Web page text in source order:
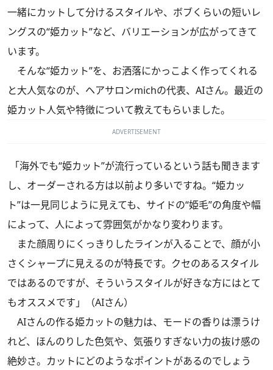
一緒にカットして分けるスタイルや、ボブくらいの短いレ
ングスの“姫カット”など、バリエーションが広がってきて
います。
そんな“姫カット”を、お洒落にかっこよく作ってくれる
と大人気なのが、ヘアサロンmichの代表、AIさん。最近の
姫カット人気や特徴について教えてもらいました。
ADVERTISEMENT
「海外でも“姫カット”が流行っているという話も聞きます
し、オーダーされる方は以前より多いですね。“姫カッ
ト”は一見同じように見えても、サイドの“姫毛”の角度や幅
によって、人によって雰囲気がかなり変わります。
また顔周りにくっきりしたラインが入ることで、顔が小
さくシャープに見えるのが特長です。クセのあるスタイル
ではあるのですが、そういうスタイルが好きな方にはとて
もオススメです」（AIさん）
AIさんの作る姫カットの魅力は、モードの香りは漂うけ
れど、ほんのりした色気や、気張りすぎない力の抜け感の
絶妙さ。カットにどのようなポイントがあるのでしょう